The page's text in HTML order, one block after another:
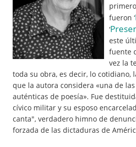
fueron ‘
‘
este
fuente
vez la
toda su obra, es decir, lo cotidiano,
que la autora considera «una de
auténticas de poesía». Fue
cívico militar y su esposo
canta", verdadero himno de
forzada de las dictaduras de